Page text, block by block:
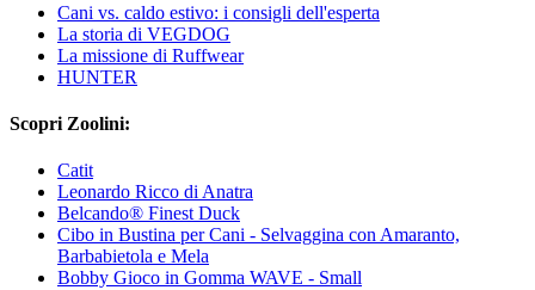
Cani vs. caldo estivo: i consigli dell'esperta
La storia di VEGDOG
La missione di Ruffwear
HUNTER
Scopri Zoolini:
Catit
Leonardo Ricco di Anatra
Belcando® Finest Duck
Cibo in Bustina per Cani - Selvaggina con Amaranto,
Barbabietola e Mela
Bobby Gioco in Gomma WAVE - Small